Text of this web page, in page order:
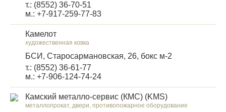
т.: (8552) 36-70-51
м.: +7-917-259-77-83
Камелот
художественная ковка
БСИ, Старосармановская, 26, бокс м-2
т.: (8552) 36-61-77
м.: +7-906-124-74-24
Камский металло-сервис (КМС) (KMS)
металлопрокат, двери, противопожарное оборудование